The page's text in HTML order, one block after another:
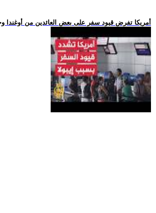
.. أمريكا تفرض قيود سفر على بعض العائدين من أوغندا